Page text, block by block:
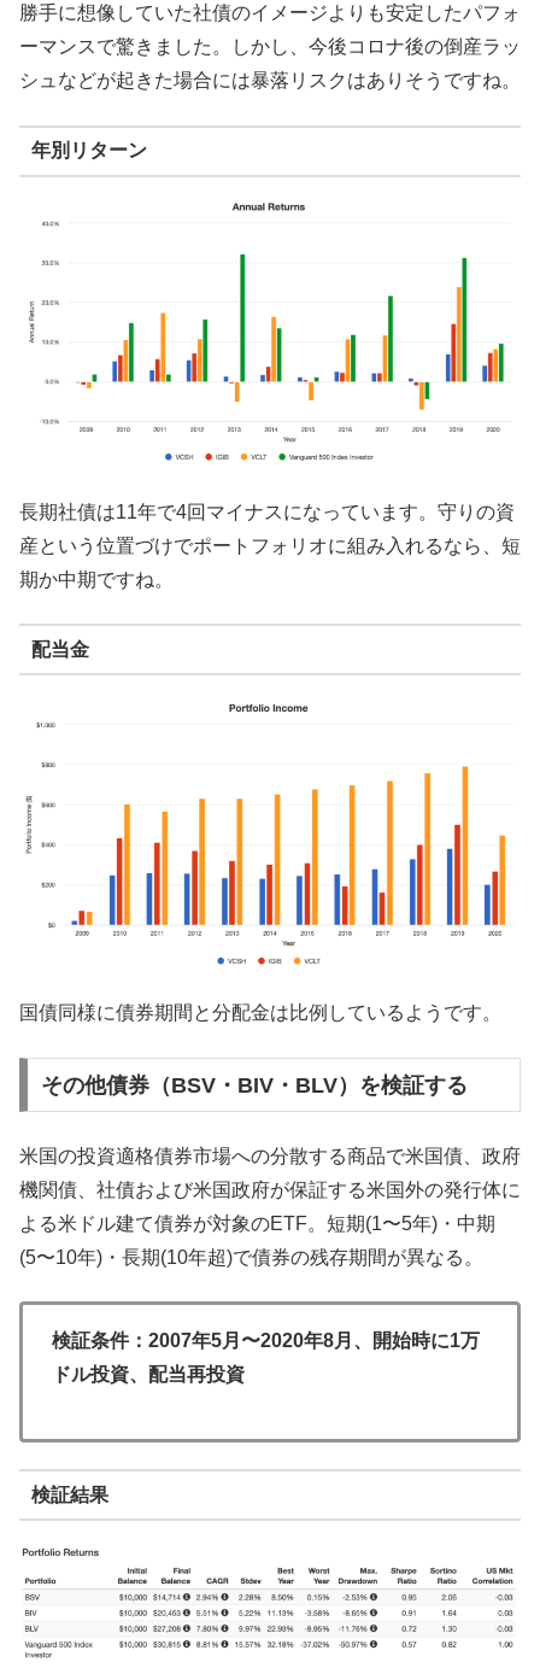
勝手に想像していた社債のイメージよりも安定したパフォ
ーマンスで驚きました。しかし、今後コロナ後の倒産ラッ
シュなどが起きた場合には暴落リスクはありそうですね。
年別リターン
長期社債は11年で4回マイナスになっています。守りの資
産という位置づけでポートフォリオに組み入れるなら、短
期か中期ですね。
配当金
国債同様に債券期間と分配金は比例しているようです。
その他債券（BSV・BIV・BLV）を検証する
米国の投資適格債券市場への分散する商品で米国債、政府
機関債、社債および米国政府が保証する米国外の発行体に
よる米ドル建て債券が対象のETF。短期(1〜5年)・中期
(5〜10年)・長期(10年超)で債券の残存期間が異なる。
検証条件：2007年5月〜2020年8月、開始時に1万
ドル投資、配当再投資
検証結果